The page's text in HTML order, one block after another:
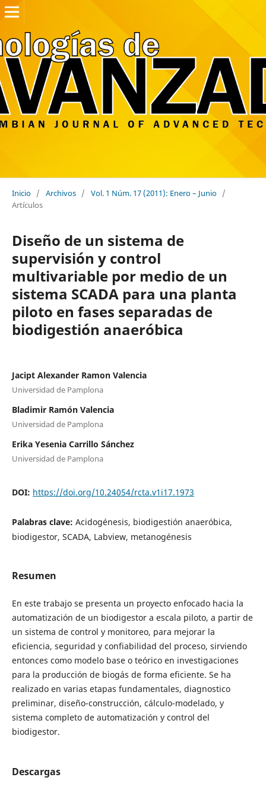
Inicio / Archivos / Vol. 1 Núm. 17 (2011): Enero – Junio /
Artículos
Diseño de un sistema de
supervisión y control
multivariable por medio de un
sistema SCADA para una planta
piloto en fases separadas de
biodigestión anaeróbica
Jacipt Alexander Ramon Valencia
Universidad de Pamplona
Bladimir Ramón Valencia
Universidad de Pamplona
Erika Yesenia Carrillo Sánchez
Universidad de Pamplona
DOI: https://doi.org/10.24054/rcta.v1i17.1973
Palabras clave: Acidogénesis, biodigestión anaeróbica,
biodigestor, SCADA, Labview, metanogénesis
Resumen
En este trabajo se presenta un proyecto enfocado hacia la
automatización de un biodigestor a escala piloto, a partir de
un sistema de control y monitoreo, para mejorar la
eficiencia, seguridad y confiabilidad del proceso, sirviendo
entonces como modelo base o teórico en investigaciones
para la producción de biogás de forma eficiente. Se ha
realizado en varias etapas fundamentales, diagnostico
preliminar, diseño-construcción, cálculo-modelado, y
sistema completo de automatización y control del
biodigestor.
Descargas